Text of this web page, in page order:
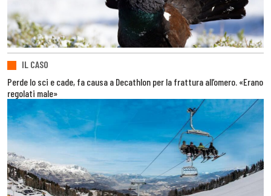
IL CASO
Perde lo sci e cade, fa causa a Decathlon per la frattura all’omero. «Erano
regolati male»